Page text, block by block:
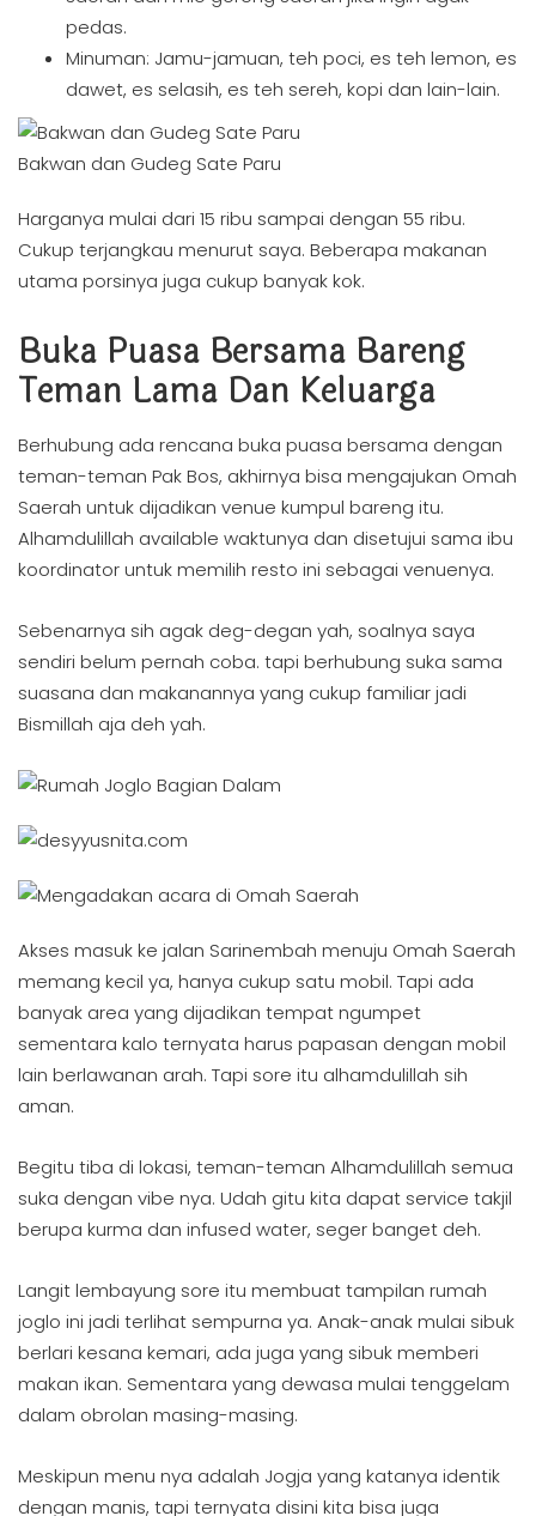
pedas.
Minuman: Jamu-jamuan, teh poci, es teh lemon, es
dawet, es selasih, es teh sereh, kopi dan lain-lain.
Bakwan dan Gudeg Sate Paru
Harganya mulai dari 15 ribu sampai dengan 55 ribu.
Cukup terjangkau menurut saya. Beberapa makanan
utama porsinya juga cukup banyak kok.
Buka Puasa Bersama Bareng
Teman Lama Dan Keluarga
Berhubung ada rencana buka puasa bersama dengan
teman-teman Pak Bos, akhirnya bisa mengajukan Omah
Saerah untuk dijadikan venue kumpul bareng itu.
Alhamdulillah available waktunya dan disetujui sama ibu
koordinator untuk memilih resto ini sebagai venuenya.
Sebenarnya sih agak deg-degan yah, soalnya saya
sendiri belum pernah coba. tapi berhubung suka sama
suasana dan makanannya yang cukup familiar jadi
Bismillah aja deh yah.
Akses masuk ke jalan Sarinembah menuju Omah Saerah
memang kecil ya, hanya cukup satu mobil. Tapi ada
banyak area yang dijadikan tempat ngumpet
sementara kalo ternyata harus papasan dengan mobil
lain berlawanan arah. Tapi sore itu alhamdulillah sih
aman.
Begitu tiba di lokasi, teman-teman Alhamdulillah semua
suka dengan vibe nya. Udah gitu kita dapat service takjil
berupa kurma dan infused water, seger banget deh.
Langit lembayung sore itu membuat tampilan rumah
joglo ini jadi terlihat sempurna ya. Anak-anak mulai sibuk
berlari kesana kemari, ada juga yang sibuk memberi
makan ikan. Sementara yang dewasa mulai tenggelam
dalam obrolan masing-masing.
Meskipun menu nya adalah Jogja yang katanya identik
dengan manis, tapi ternyata disini kita bisa juga